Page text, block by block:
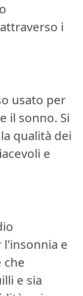
i
usato per
il sonno. Si
qualità dei
e
e
che
e sia